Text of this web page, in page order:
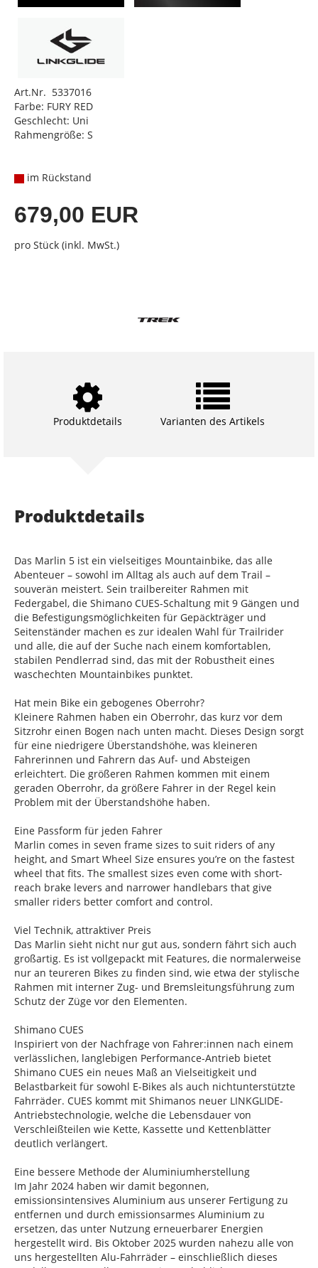
Art.Nr. 5337016
Farbe: FURY RED
Geschlecht: Uni
Rahmengröße: S
im Rückstand
679,00 EUR
pro Stück (inkl. MwSt.)
Produktdetails Varianten des Artikels
Produktdetails
Das Marlin 5 ist ein vielseitiges Mountainbike, das alle
Abenteuer – sowohl im Alltag als auch auf dem Trail –
souverän meistert. Sein trailbereiter Rahmen mit
Federgabel, die Shimano CUES-Schaltung mit 9 Gängen und
die Befestigungsmöglichkeiten für Gepäckträger und
Seitenständer machen es zur idealen Wahl für Trailrider
und alle, die auf der Suche nach einem komfortablen,
stabilen Pendlerrad sind, das mit der Robustheit eines
waschechten Mountainbikes punktet.
Hat mein Bike ein gebogenes Oberrohr?
Kleinere Rahmen haben ein Oberrohr, das kurz vor dem
Sitzrohr einen Bogen nach unten macht. Dieses Design sorgt
für eine niedrigere Überstandshöhe, was kleineren
Fahrerinnen und Fahrern das Auf- und Absteigen
erleichtert. Die größeren Rahmen kommen mit einem
geraden Oberrohr, da größere Fahrer in der Regel kein
Problem mit der Überstandshöhe haben.
Eine Passform für jeden Fahrer
Marlin comes in seven frame sizes to suit riders of any
height, and Smart Wheel Size ensures you’re on the fastest
wheel that fits. The smallest sizes even come with short-
reach brake levers and narrower handlebars that give
smaller riders better comfort and control.
Viel Technik, attraktiver Preis
Das Marlin sieht nicht nur gut aus, sondern fährt sich auch
großartig. Es ist vollgepackt mit Features, die normalerweise
nur an teureren Bikes zu finden sind, wie etwa der stylische
Rahmen mit interner Zug- und Bremsleitungsführung zum
Schutz der Züge vor den Elementen.
Shimano CUES
Inspiriert von der Nachfrage von Fahrer:innen nach einem
verlässlichen, langlebigen Performance-Antrieb bietet
Shimano CUES ein neues Maß an Vielseitigkeit und
Belastbarkeit für sowohl E-Bikes als auch nichtunterstützte
Fahrräder. CUES kommt mit Shimanos neuer LINKGLIDE-
Antriebstechnologie, welche die Lebensdauer von
Verschleißteilen wie Kette, Kassette und Kettenblätter
deutlich verlängert.
Eine bessere Methode der Aluminiumherstellung
Im Jahr 2024 haben wir damit begonnen,
emissionsintensives Aluminium aus unserer Fertigung zu
entfernen und durch emissionsarmes Aluminium zu
ersetzen, das unter Nutzung erneuerbarer Energien
hergestellt wird. Bis Oktober 2025 wurden nahezu alle von
uns hergestellten Alu-Fahrräder – einschließlich dieses